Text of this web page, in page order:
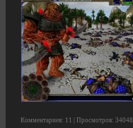
Комментариев: 11 | Просмотров: 34048